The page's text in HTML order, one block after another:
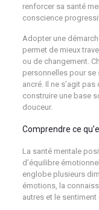
renforcer sa santé
conscience
Adopter une
permet de mieux
ou de changement.
personnelles pour se
ancré. Il ne s’agit
construire une base
douceur.
Comprendre ce
La santé mentale
d’équilibre
englobe plusieurs
émotions, la
autres et le